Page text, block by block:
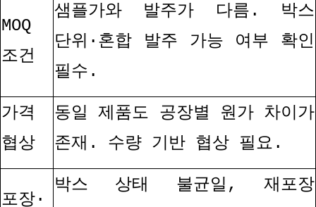
MOQ
조건
샘플가와 발주가 다름 . 박스
단위 · 혼합 발주 가능 여부 확인
필수 .
가격
협상
동일 제품도 공장별 원가 차이가
존재 . 수량 기반 협상 필요 .
포장·
박스 상태 불균일 ,재포장